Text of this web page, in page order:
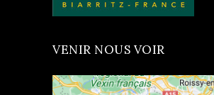
VENIR NOUS VOIR